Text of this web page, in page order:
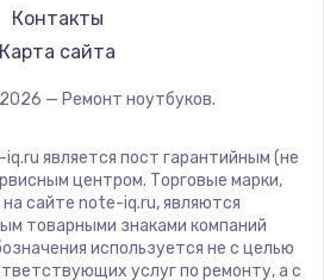
LG
Panasonic
ZTE
Hiper
Evga
Контакты
Карта сайта
2026 — Ремонт ноутбуков.
является пост гарантийным (не
центром. Торговые марки,
сайте note-iq.ru, являются
товарными знаками компаний
используется не с целью
услуг по ремонту, а с